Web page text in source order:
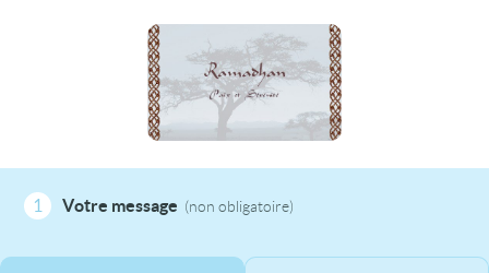
1 Votre message (non obligatoire)